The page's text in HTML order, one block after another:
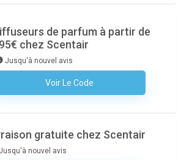
de parfum à partir de
chez Scentair
Jusqu'à nouvel avis
Voir Le Code
Aucun Code N'est Nécessaire
gratuite chez Scentair
nouvel avis